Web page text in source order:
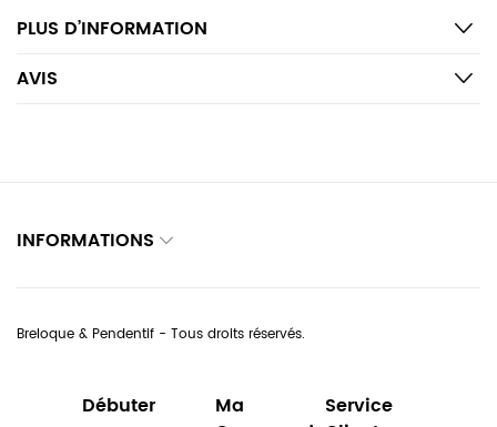
PLUS D’INFORMATION
AVIS
INFORMATIONS
Breloque & Pendentif - Tous droits réservés.
Débuter
Ma
Service